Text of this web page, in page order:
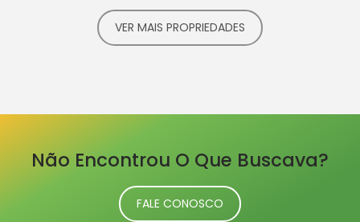
VER MAIS PROPRIEDADES
Não Encontrou O Que Buscava?
FALE CONOSCO